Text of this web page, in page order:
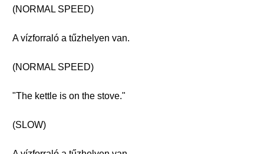
(NORMAL SPEED)
A vízforraló a tűzhelyen van.
(NORMAL SPEED)
"The kettle is on the stove."
(SLOW)